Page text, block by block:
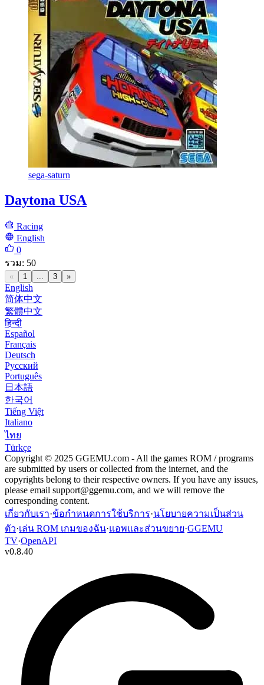
sega-saturn
Daytona USA
Racing
English
0
รวม: 50
« 1 3 »
English
简体中文
繁體中文
हिन्दी
Español
Français
Deutsch
Русский
Português
日本語
한국어
Tiếng Việt
Italiano
ไทย
Türkçe
Copyright © 2025 GGEMU.com - All the games ROM / programs
are submitted by users or collected from the internet, and the
copyrights belong to their respective owners. If you have any issues,
please email support@ggemu.com, and we will remove the
corresponding content.
เกี่ยวกับเรา·ข้อกำหนดการใช้บริการ·นโยบายความเป็นส่วน
ตัว·เล่น ROM เกมของฉัน·แอพและส่วนขยาย·GGEMU
TV·OpenAPI
v0.8.40